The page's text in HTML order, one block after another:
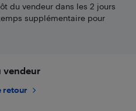
du vendeur dans les 2 jours
supplémentaire pour
vendeur
retour